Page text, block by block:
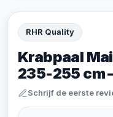
RHR Quality
Krabpaal
235-255 cm
Schrijf de eerste